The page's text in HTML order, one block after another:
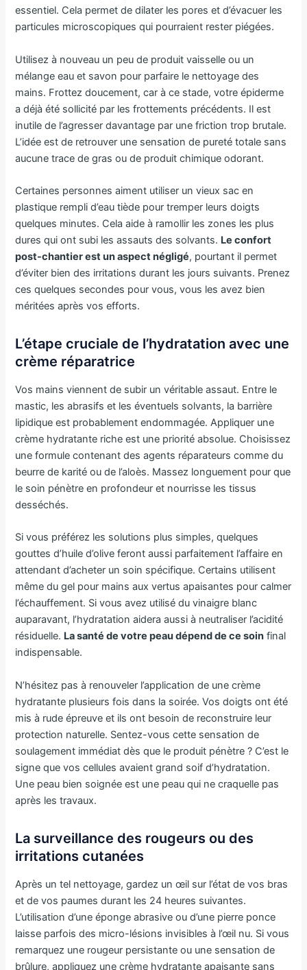
essentiel. Cela permet de dilater les pores et d’évacuer les
particules microscopiques qui pourraient rester piégées.
Utilisez à nouveau un peu de produit vaisselle ou un
mélange eau et savon pour parfaire le nettoyage des
mains. Frottez doucement, car à ce stade, votre épiderme
a déjà été sollicité par les frottements précédents. Il est
inutile de l’agresser davantage par une friction trop brutale.
L’idée est de retrouver une sensation de pureté totale sans
aucune trace de gras ou de produit chimique odorant.
Certaines personnes aiment utiliser un vieux sac en
plastique rempli d’eau tiède pour tremper leurs doigts
quelques minutes. Cela aide à ramollir les zones les plus
dures qui ont subi les assauts des solvants. Le confort
post-chantier est un aspect négligé, pourtant il permet
d’éviter bien des irritations durant les jours suivants. Prenez
ces quelques secondes pour vous, vous les avez bien
méritées après vos efforts.
L’étape cruciale de l’hydratation avec une
crème réparatrice
Vos mains viennent de subir un véritable assaut. Entre le
mastic, les abrasifs et les éventuels solvants, la barrière
lipidique est probablement endommagée. Appliquer une
crème hydratante riche est une priorité absolue. Choisissez
une formule contenant des agents réparateurs comme du
beurre de karité ou de l’aloès. Massez longuement pour que
le soin pénètre en profondeur et nourrisse les tissus
desséchés.
Si vous préférez les solutions plus simples, quelques
gouttes d’huile d’olive feront aussi parfaitement l’affaire en
attendant d’acheter un soin spécifique. Certains utilisent
même du gel pour mains aux vertus apaisantes pour calmer
l’échauffement. Si vous avez utilisé du vinaigre blanc
auparavant, l’hydratation aidera aussi à neutraliser l’acidité
résiduelle. La santé de votre peau dépend de ce soin final
indispensable.
N’hésitez pas à renouveler l’application de une crème
hydratante plusieurs fois dans la soirée. Vos doigts ont été
mis à rude épreuve et ils ont besoin de reconstruire leur
protection naturelle. Sentez-vous cette sensation de
soulagement immédiat dès que le produit pénètre ? C’est le
signe que vos cellules avaient grand soif d’hydratation.
Une peau bien soignée est une peau qui ne craquelle pas
après les travaux.
La surveillance des rougeurs ou des
irritations cutanées
Après un tel nettoyage, gardez un œil sur l’état de vos bras
et de vos paumes durant les 24 heures suivantes.
L’utilisation d’une éponge abrasive ou d’une pierre ponce
laisse parfois des micro-lésions invisibles à l’œil nu. Si vous
remarquez une rougeur persistante ou une sensation de
brûlure, appliquez une crème hydratante apaisante sans